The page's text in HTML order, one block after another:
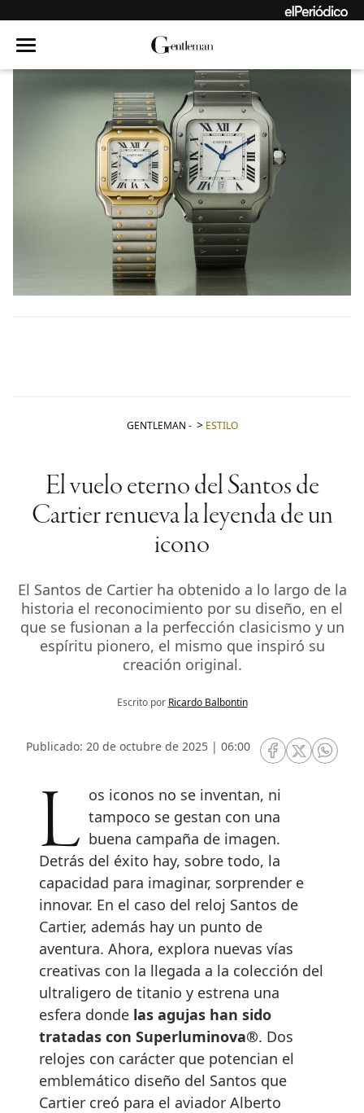
GENTLEMAN - ESTILO
El vuelo eterno del Santos de
Cartier renueva la leyenda de un
icono
El Santos de Cartier ha obtenido a lo largo de la
historia el reconocimiento por su diseño, en el
que se fusionan a la perfección clasicismo y un
espíritu pionero, el mismo que inspiró su
creación original.
Escrito por Ricardo Balbontin
Publicado: 20 de octubre de 2025 | 06:00
RRSS Facebook
RRSSRRSS
Los iconos no se inventan, ni tampoco se gestan con una
buena campaña de imagen.
Detrás del éxito hay, sobre todo, la
capacidad para imaginar, sorprender e
innovar. En el caso del reloj Santos de
Cartier, además hay un punto de
aventura. Ahora, explora nuevas vías
creativas con la llegada a la colección del
ultraligero de titanio y estrena una
esfera donde las agujas han sido
tratadas con Superluminova®. Dos
relojes con carácter que potencian el
emblemático diseño del Santos que
Cartier creó para el aviador Alberto